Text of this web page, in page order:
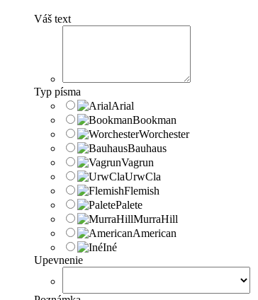
Váš text
Typ písma
Arial
Bookman
Worchester
Bauhaus
Vagrun
UrwCla
Flemish
Palete
MurraHill
American
Iné
Upevnenie